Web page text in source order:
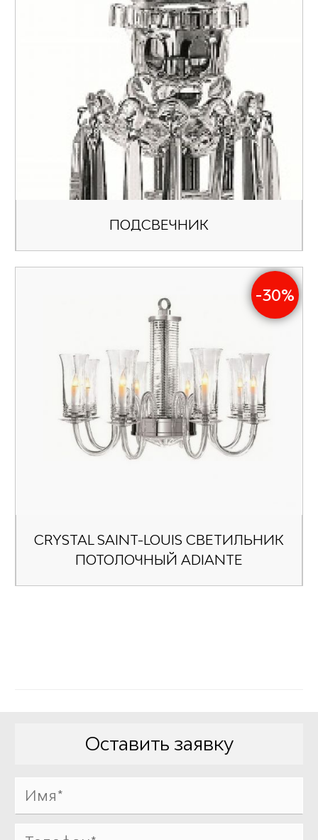
ПОДСВЕЧНИК
-30%
CRYSTAL SAINT-LOUIS СВЕТИЛЬНИК
ПОТОЛОЧНЫЙ ADIANTE
Оставить заявку